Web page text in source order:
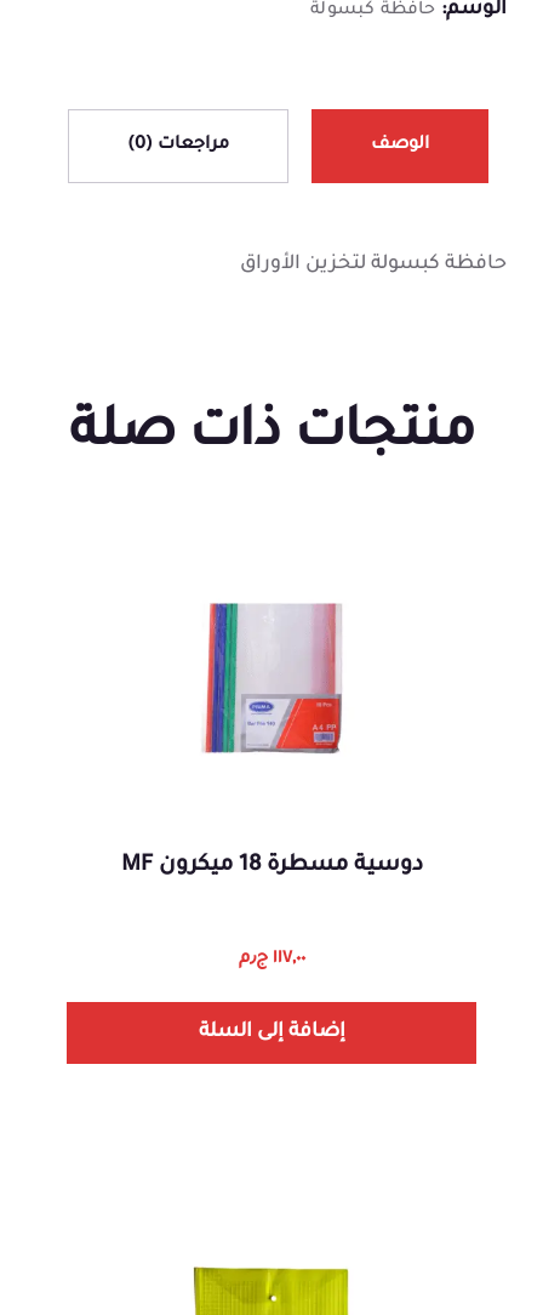
الوسم: حافظة كبسولة
الوصف مراجعات (0)
حافظة كبسولة لتخزين الأوراق
منتجات ذات صلة
دوسية مسطرة 18 ميكرون MF
١١٧,٠٠ ج٫م
إضافة إلى السلة